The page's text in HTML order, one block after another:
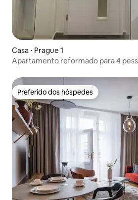
Casa ⋅ Prague 1
Apartamento reformado para 4
Preferido dos hóspedes
Preferido dos hóspedes